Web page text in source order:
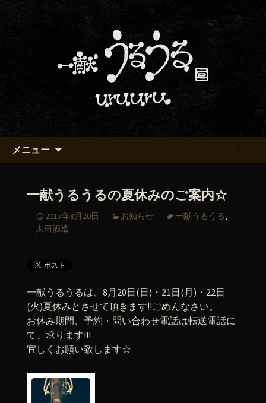
京都・五条でおいしい地酒が飲
める「一献うるうる」のブロ
京都・五条烏丸の町屋居酒屋「一献う
るうる」からのお知らせ
メニュー
一献うるうるの夏休みのご案内☆
2017年8月20日 お知らせ 一献うるうる,
太田酒造
一献うるうるは、8月20日(日)・21日(月)・22日
(火)夏休みとさせて頂きます!!ごめんなさい。
お休み期間、予約・問い合わせ電話は転送電話に
て、承ります!!!
宜しくお願い致します☆